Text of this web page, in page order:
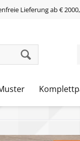
Lieferung ab €